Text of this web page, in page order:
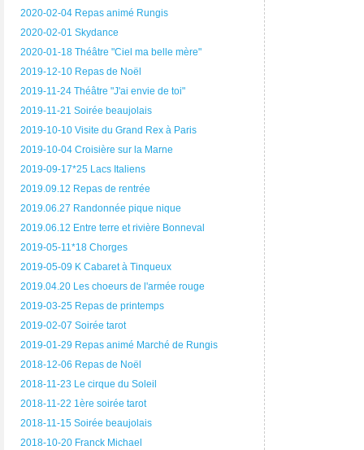
2020-02-04 Repas animé Rungis
2020-02-01 Skydance
2020-01-18 Théâtre "Ciel ma belle mère"
2019-12-10 Repas de Noël
2019-11-24 Théâtre "J'ai envie de toi"
2019-11-21 Soirée beaujolais
2019-10-10 Visite du Grand Rex à Paris
2019-10-04 Croisière sur la Marne
2019-09-17*25 Lacs Italiens
2019.09.12 Repas de rentrée
2019.06.27 Randonnée pique nique
2019.06.12 Entre terre et rivière Bonneval
2019-05-11*18 Chorges
2019-05-09 K Cabaret à Tinqueux
2019.04.20 Les choeurs de l'armée rouge
2019-03-25 Repas de printemps
2019-02-07 Soirée tarot
2019-01-29 Repas animé Marché de Rungis
2018-12-06 Repas de Noël
2018-11-23 Le cirque du Soleil
2018-11-22 1ère soirée tarot
2018-11-15 Soirée beaujolais
2018-10-20 Franck Michael